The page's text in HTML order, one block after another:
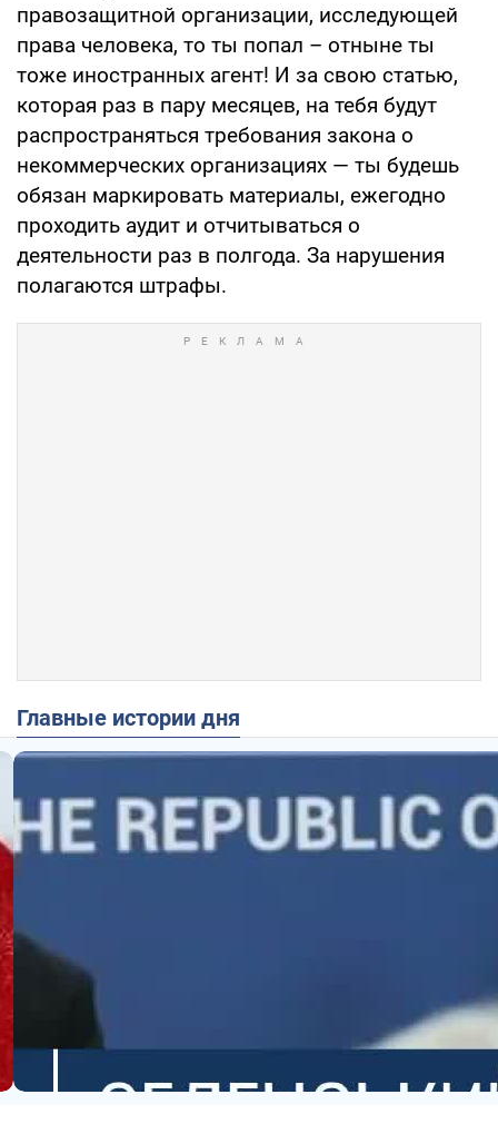
правозащитной организации, исследующей
права человека, то ты попал – отныне ты
тоже иностранных агент! И за свою статью,
которая раз в пару месяцев, на тебя будут
распространяться требования закона о
некоммерческих организациях — ты будешь
обязан маркировать материалы, ежегодно
проходить аудит и отчитываться о
деятельности раз в полгода. За нарушения
полагаются штрафы.
Главные истории дня